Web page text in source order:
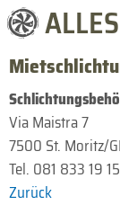
Via Maistra 7
7500 St. Moritz/
Tel. 081 833 19 15
Zurück